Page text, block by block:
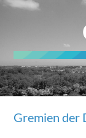
Gremien der